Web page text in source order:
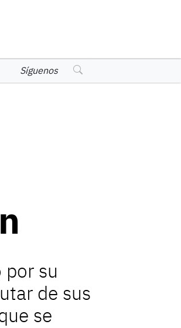
Síguenos
su
de sus
se